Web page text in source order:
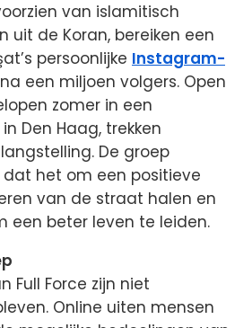
van islamitisch
uit de Koran, bereiken een
persoonlijke Instagram-
een miljoen volgers. Open
zomer in een
Den Haag, trekken
De groep
het om een positieve
van de straat halen en
een beter leven te leiden.
Full Force zijn niet
Online uiten mensen